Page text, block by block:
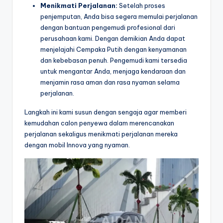
Menikmati Perjalanan: Setelah proses
penjemputan, Anda bisa segera memulai perjalanan
dengan bantuan pengemudi profesional dari
perusahaan kami. Dengan demikian Anda dapat
menjelajahi Cempaka Putih dengan kenyamanan
dan kebebasan penuh. Pengemudi kami tersedia
untuk mengantar Anda, menjaga kendaraan dan
menjamin rasa aman dan rasa nyaman selama
perjalanan.
Langkah ini kami susun dengan sengaja agar memberi
kemudahan calon penyewa dalam merencanakan
perjalanan sekaligus menikmati perjalanan mereka
dengan mobil Innova yang nyaman.